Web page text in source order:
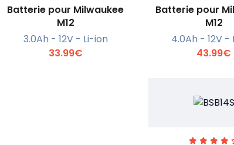
En savoir +
Batterie pour Milwaukee
M12
3.0Ah - 12V - Li-ion
33.99€
En
Batterie pour
M12
4.0Ah - 12V -
43.99€